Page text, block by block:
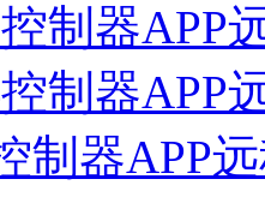
制器APP
制器APP
制器APP